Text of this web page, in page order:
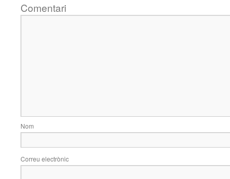
Comentari
Nom
Correu electrònic